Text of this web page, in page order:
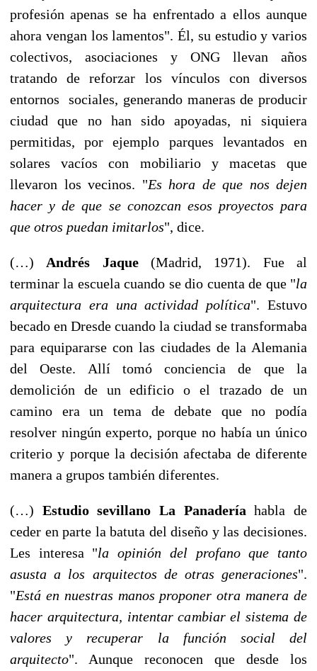
profesión apenas se ha enfrentado a ellos aunque
ahora vengan los lamentos". Él, su estudio y varios
colectivos, asociaciones y ONG llevan años
tratando de reforzar los vínculos con diversos
entornos sociales, generando maneras de producir
ciudad que no han sido apoyadas, ni siquiera
permitidas, por ejemplo parques levantados en
solares vacíos con mobiliario y macetas que
llevaron los vecinos. "Es hora de que nos dejen
hacer y de que se conozcan esos proyectos para
que otros puedan imitarlos", dice.
(…) Andrés Jaque(Madrid, 1971). Fue al
terminar la escuela cuando se dio cuenta de que "la
arquitectura era una actividad política". Estuvo
becado en Dresde cuando la ciudad se transformaba
para equipararse con las ciudades de la Alemania
del Oeste. Allí tomó conciencia de que la
demolición de un edificio o el trazado de un
camino era un tema de debate que no podía
resolver ningún experto, porque no había un único
criterio y porque la decisión afectaba de diferente
manera a grupos también diferentes.
(…) Estudio sevillano La Panaderíahabla de
ceder en parte la batuta del diseño y las decisiones.
Les interesa "la opinión del profano que tanto
asusta a los arquitectos de otras generaciones".
"Está en nuestras manos proponer otra manera de
hacer arquitectura, intentar cambiar el sistema de
valores y recuperar la función social del
arquitecto". Aunque reconocen que desde los